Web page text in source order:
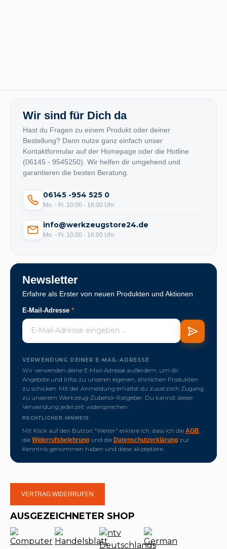
Wir sind für Dich da
Hast du Fragen zu einem Produkt oder deiner
Bestellung? Dann nutze ganz einfach unser
Kontaktformular auf der Homepage oder die Hotline
(06145 - 9545250). Wir helfen dir umgehend und
garantieren die besten Beratung.
06145 -954 525 0
Mo. - Fr. 10:00 - 16:00 Uhr
info@werkzeugstore24.de
Mo. - Fr. 10:00 - 16:00 Uhr
Newsletter
Erfahre als Erster von neuen Produkten und Aktionen
E-Mail-Adresse *
VERWENDUNG DEINER E-MAIL-ADRESSE
Wir verwenden deine E-Mail-Adresse außerdem, um dir
Angebote und Infos zu unseren eigenen, ähnlichen Produkten
zu schicken. Mit der Anmeldung erhältst du zusätzlich Zugang
zu unserem Werkzeug-Zubehör-Ratgeber. Du kannst dieser
Verwendung jederzeit widersprechen.
RECHTLICHER HINWEIS
Mit Klick auf den Button "Weiter" erkläre ich, dass ich die AGB
die Widerrufsbelehrung und die Datenschutzerklärung zur
Kenntnis genommen haben und diese akzeptiere.
VERTRAG WIDERRUFEN
AUSGEZEICHNETER SHOP